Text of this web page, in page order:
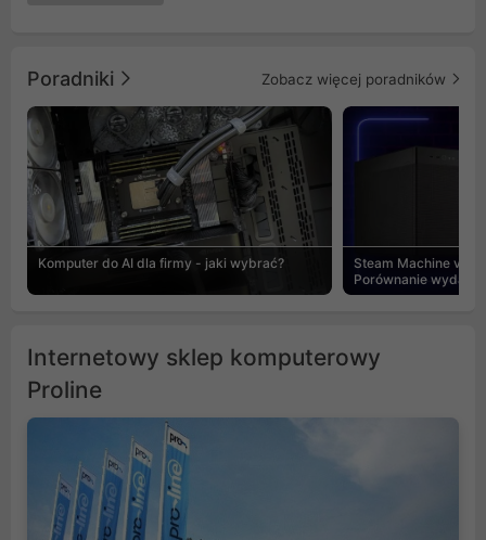
Poradniki Zobacz więcej poradników
Komputer do AI dla firmy - jaki wybrać?
Steam Machine vs
Porównanie
Internetowy sklep komputerowy
Proline